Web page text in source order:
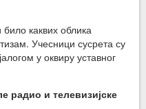
каквих облика
Учесници сусрета су
у оквиру уставног
радио и телевизијске